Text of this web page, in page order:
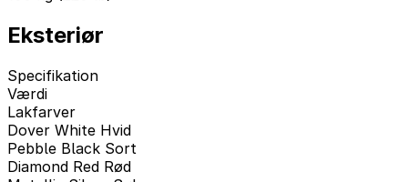
Eksteriør
Specifikation
Værdi
Lakfarver
Dover White Hvid
Pebble Black Sort
Diamond Red Rød